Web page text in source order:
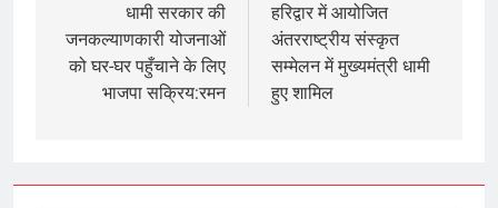
navigation
धामी सरकार की
जनकल्याणकारी योजनाओं
को घर-घर पहुँचाने के लिए
भाजपा सक्रिय:रमन
हरिद्वार में आयोजित
अंतरराष्ट्रीय संस्कृत
सम्मेलन में मुख्यमंत्री धामी
हुए शामिल